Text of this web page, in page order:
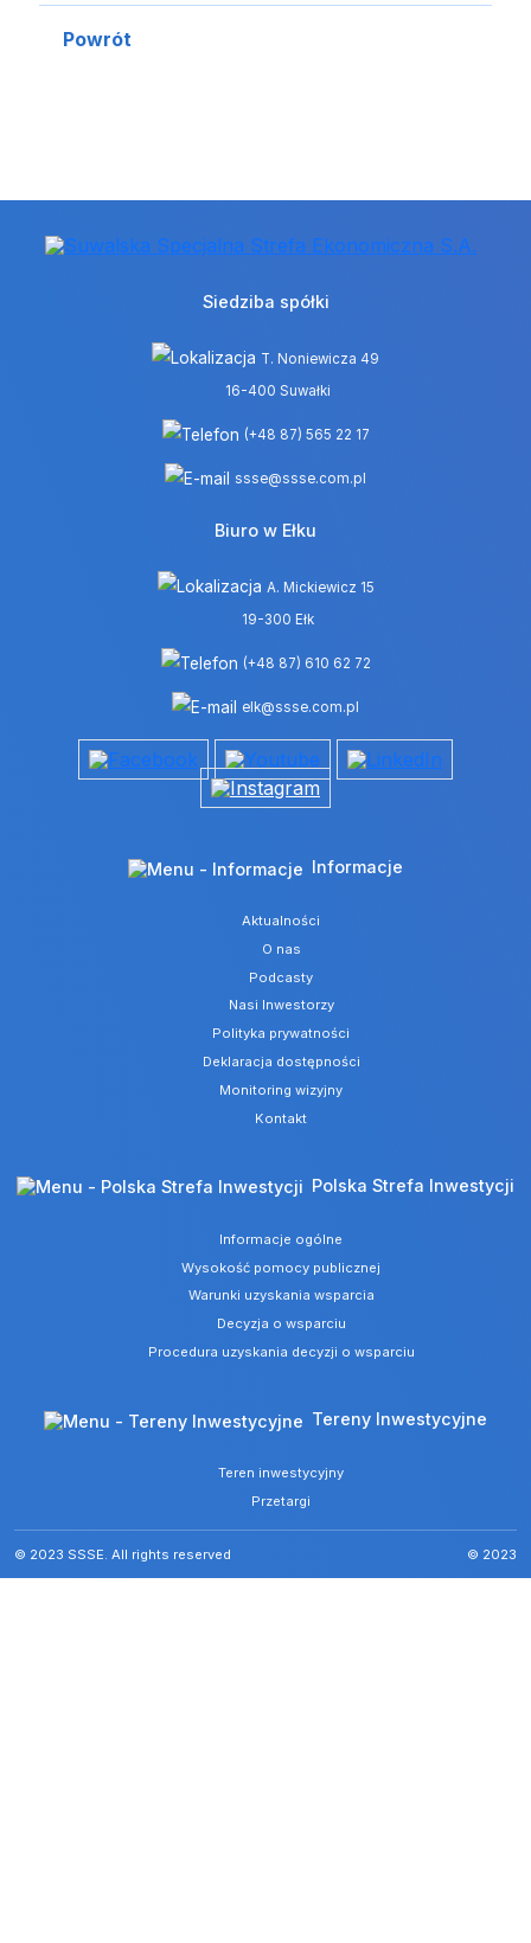
Powrót
Siedziba spółki
T. Noniewicza 49
16-400 Suwałki
(+48 87) 565 22 17
ssse@ssse.com.pl
Biuro w Ełku
A. Mickiewicz 15
19-300 Ełk
(+48 87) 610 62 72
elk@ssse.com.pl
Informacje
Aktualności
O nas
Podcasty
Nasi Inwestorzy
Polityka prywatności
Deklaracja dostępności
Monitoring wizyjny
Kontakt
Polska Strefa Inwestycji
Informacje ogólne
Wysokość pomocy publicznej
Warunki uzyskania wsparcia
Decyzja o wsparciu
Procedura uzyskania decyzji o wsparciu
Tereny Inwestycyjne
Teren inwestycyjny
Przetargi
© 2023 SSSE. All rights reserved © 2023